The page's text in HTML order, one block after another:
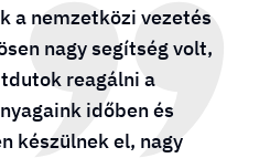
Több
működtetek és mindig
többször bizonyította
a maximumot